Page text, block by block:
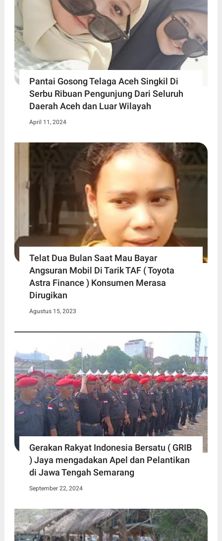
Pantai Gosong Telaga Aceh Singkil Di
Serbu Ribuan Pengunjung Dari Seluruh
Daerah Aceh dan Luar Wilayah
April 11, 2024
Telat Dua Bulan Saat Mau Bayar
Angsuran Mobil Di Tarik TAF ( Toyota
Astra Finance ) Konsumen Merasa
Dirugikan
Agustus 15, 2023
Gerakan Rakyat Indonesia Bersatu ( GRIB
) Jaya mengadakan Apel dan Pelantikan
di Jawa Tengah Semarang
September 22, 2024